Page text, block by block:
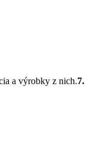
a výrobky z nich.7.